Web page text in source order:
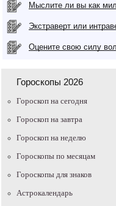
Мыслите ли вы как
Экстраверт или
Оцените свою силу
Гороскопы 2026
Гороскоп на сегодня
Гороскоп на завтра
Гороскоп на неделю
Гороскопы по месяцам
Гороскопы для знаков
Астрокалендарь